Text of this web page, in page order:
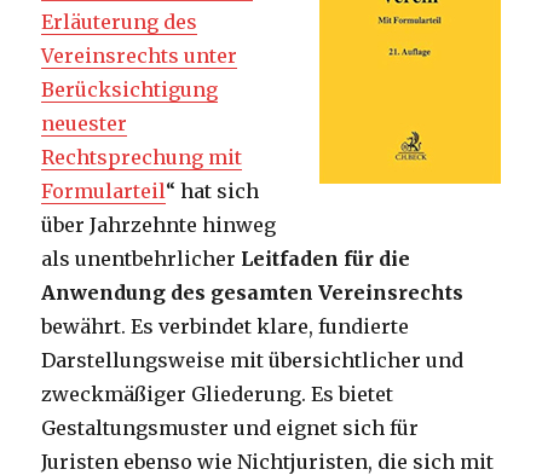
Erläuterung des
Vereinsrechts unter
Berücksichtigung
neuester
Rechtsprechung mit
Formularteil“ hat sich
über Jahrzehnte hinweg
als unentbehrlicher Leitfaden für die
Anwendung des gesamten Vereinsrechts
bewährt. Es verbindet klare, fundierte
Darstellungsweise mit übersichtlicher und
zweckmäßiger Gliederung. Es bietet
Gestaltungsmuster und eignet sich für
Juristen ebenso wie Nichtjuristen, die sich mit